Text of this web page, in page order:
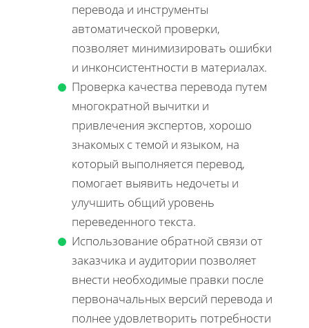
перевода и инструменты
автоматической проверки,
позволяет минимизировать ошибки
и инконсистентности в материалах.
Проверка качества перевода путем
многократной вычитки и
привлечения экспертов, хорошо
знакомых с темой и языком, на
который выполняется перевод,
помогает выявить недочеты и
улучшить общий уровень
переведенного текста.
Использование обратной связи от
заказчика и аудитории позволяет
внести необходимые правки после
первоначальных версий перевода и
полнее удовлетворить потребности